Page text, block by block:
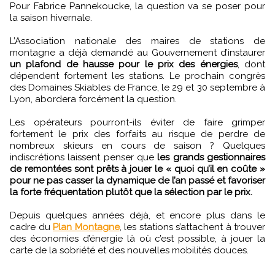
Pour Fabrice Pannekoucke, la question va se poser pour
la saison hivernale.
L’Association nationale des maires de stations de
montagne a déjà demandé au Gouvernement d’instaurer
un plafond de hausse pour le prix des énergies, dont
dépendent fortement les stations. Le prochain congrès
des Domaines Skiables de France, le 29 et 30 septembre à
Lyon, abordera forcément la question.
Les opérateurs pourront-ils éviter de faire grimper
fortement le prix des forfaits au risque de perdre de
nombreux skieurs en cours de saison ? Quelques
indiscrétions laissent penser queles grands gestionnaires
de remontées sont prêts à jouer le « quoi qu’il en coûte »
pour ne pas casser la dynamique de l’an passé et favoriser
la forte fréquentation plutôt que la sélection par le prix.
Depuis quelques années déjà, et encore plus dans le
cadre du Plan Montagne, les stations s’attachent à trouver
des économies d’énergie là où c’est possible, à jouer la
carte de la sobriété et des nouvelles mobilités douces.